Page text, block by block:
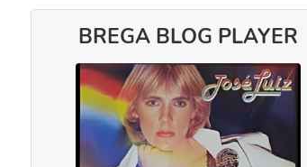
BREGA BLOG PLAYER